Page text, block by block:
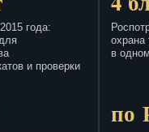
года:
и проверки
охрана
в
по